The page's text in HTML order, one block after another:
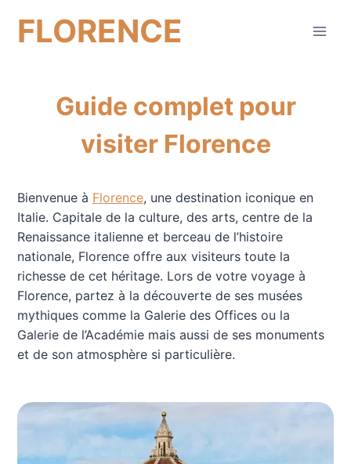
FLORENCE
Guide complet pour
visiter Florence
Bienvenue à Florence, une destination iconique en
Italie. Capitale de la culture, des arts, centre de la
Renaissance italienne et berceau de l’histoire
nationale, Florence offre aux visiteurs toute la
richesse de cet héritage. Lors de votre voyage à
Florence, partez à la découverte de ses musées
mythiques comme la Galerie des Offices ou la
Galerie de l’Académie mais aussi de ses monuments
et de son atmosphère si particulière.